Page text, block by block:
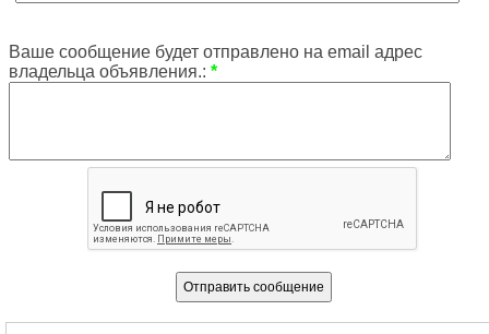
Ваше сообщение будет отправлено на email адрес
владельца объявления.: *